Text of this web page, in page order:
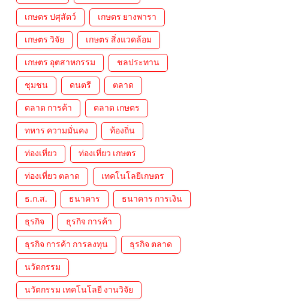
เกษตร ปศุสัตว์ เกษตร ยางพารา
เกษตร วิจัย เกษตร สิ่งแวดล้อม
เกษตร อุตสาหกรรม ชลประทาน
ชุมชน ดนตรี ตลาด
ตลาด การค้า ตลาด เกษตร
ทหาร ความมั่นคง ท้องถิ่น
ท่องเที่ยว ท่องเที่ยว เกษตร
ท่องเที่ยว ตลาด เทคโนโลยีเกษตร
ธ.ก.ส. ธนาคาร ธนาคาร การเงิน
ธุรกิจ ธุรกิจ การค้า
ธุรกิจ การค้า การลงทุน ธุรกิจ ตลาด
นวัตกรรม
นวัตกรรม เทคโนโลยี งานวิจัย